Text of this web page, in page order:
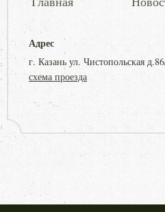
Адрес
г. Казань ул. Чистопольская
схема проезда